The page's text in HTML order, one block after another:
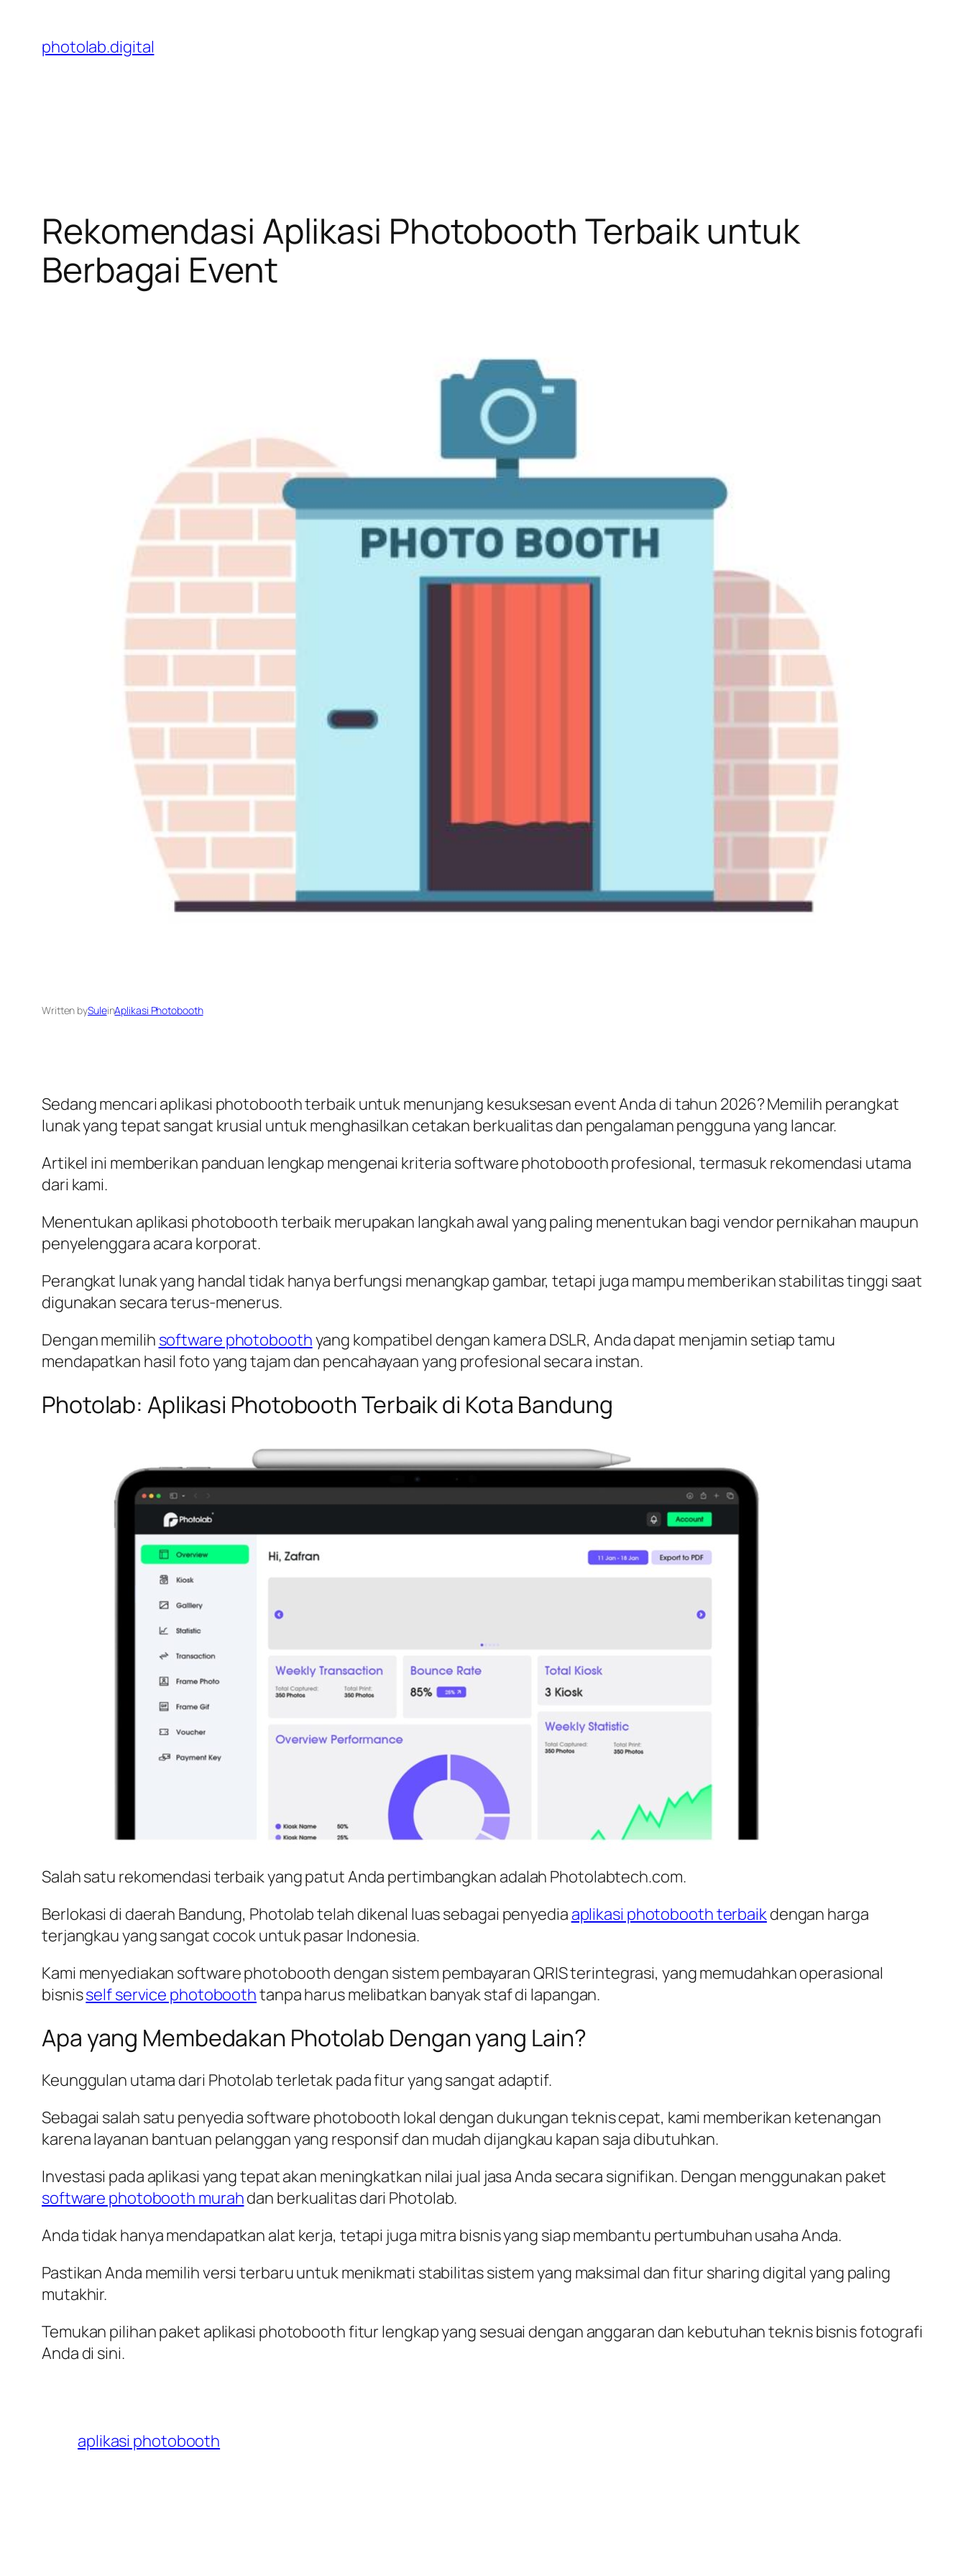
content
photolab.digital
Rekomendasi Aplikasi Photobooth Terbaik untuk
Berbagai Event
Written bySuleinAplikasi Photobooth
Sedang mencari aplikasi photobooth terbaik untuk menunjang kesuksesan event Anda di tahun 2026? Memilih perangkat
lunak yang tepat sangat krusial untuk menghasilkan cetakan berkualitas dan pengalaman pengguna yang lancar.
Artikel ini memberikan panduan lengkap mengenai kriteria software photobooth profesional, termasuk rekomendasi utama
dari kami.
Menentukan aplikasi photobooth terbaik merupakan langkah awal yang paling menentukan bagi vendor pernikahan maupun
penyelenggara acara korporat.
Perangkat lunak yang handal tidak hanya berfungsi menangkap gambar, tetapi juga mampu memberikan stabilitas tinggi saat
digunakan secara terus-menerus.
Dengan memilih software photoboothyang kompatibel dengan kamera DSLR, Anda dapat menjamin setiap tamu
mendapatkan hasil foto yang tajam dan pencahayaan yang profesional secara instan.
Photolab: Aplikasi Photobooth Terbaik di Kota Bandung
Salah satu rekomendasi terbaik yang patut Anda pertimbangkan adalah Photolabtech.com.
Berlokasi di daerah Bandung, Photolab telah dikenal luas sebagai penyedia aplikasi photobooth terbaikdengan harga
terjangkau yang sangat cocok untuk pasar Indonesia.
Kami menyediakan software photobooth dengan sistem pembayaran QRIS terintegrasi, yang memudahkan operasional
bisnisself service photoboothtanpa harus melibatkan banyak staf di lapangan.
Apa yang Membedakan Photolab Dengan yang Lain?
Keunggulan utama dari Photolab terletak pada fitur yang sangat adaptif.
Sebagai salah satu penyedia software photobooth lokal dengan dukungan teknis cepat, kami memberikan ketenangan
karena layanan bantuan pelanggan yang responsif dan mudah dijangkau kapan saja dibutuhkan.
Investasi pada aplikasi yang tepat akan meningkatkan nilai jual jasa Anda secara signifikan. Dengan menggunakan paket
software photobooth murahdan berkualitas dari Photolab.
Anda tidak hanya mendapatkan alat kerja, tetapi juga mitra bisnis yang siap membantu pertumbuhan usaha Anda.
Pastikan Anda memilih versi terbaru untuk menikmati stabilitas sistem yang maksimal dan fitur sharing digital yang paling
mutakhir.
Temukan pilihan paket aplikasi photobooth fitur lengkap yang sesuai dengan anggaran dan kebutuhan teknis bisnis fotografi
Anda di sini.
aplikasi photobooth